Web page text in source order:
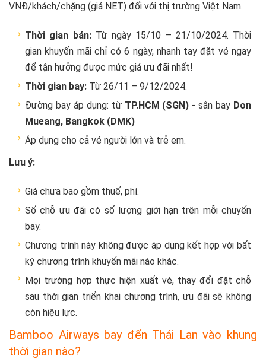
VNĐ/khách/chặng (giá NET) đối với thị trường Việt Nam.
Thời gian bán: Từ ngày 15/10 – 21/10/2024. Thời
gian khuyến mãi chỉ có 6 ngày, nhanh tay đặt vé ngay
để tận hưởng được mức giá ưu đãi nhất!
Thời gian bay: Từ 26/11 – 9/12/2024.
Đường bay áp dụng: từ TP.HCM (SGN) - sân bay Don
Mueang, Bangkok (DMK)
Áp dụng cho cả vé người lớn và trẻ em.
Lưu ý:
Giá chưa bao gồm thuế, phí.
Số chỗ ưu đãi có số lượng giới hạn trên mỗi chuyến
bay.
Chương trình này không được áp dụng kết hợp với bất
kỳ chương trình khuyến mãi nào khác.
Mọi trường hợp thực hiện xuất vé, thay đổi đặt chỗ
sau thời gian triển khai chương trình, ưu đãi sẽ không
còn hiệu lực.
Bamboo Airways bay đến Thái Lan vào khung
thời gian nào?